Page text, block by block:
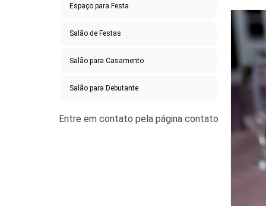
Espaço para Festa
Salão de Festas
Salão para Casamento
Salão para Debutante